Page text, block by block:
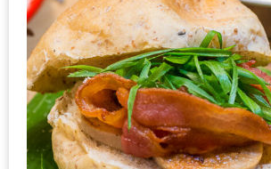
โม
ชั่น
สำหรับ
คน
รัก
บ้าน
มากมาย